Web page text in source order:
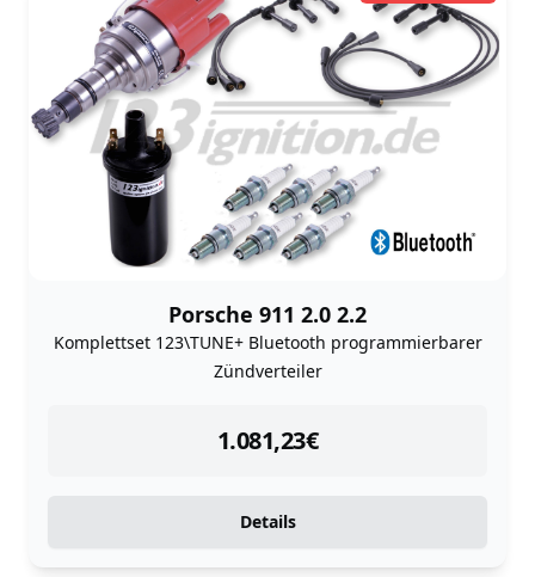
Porsche 911 2.0 2.2
Komplettset 123\TUNE+ Bluetooth programmierbarer
Zündverteiler
1.081,23€
instock
Details